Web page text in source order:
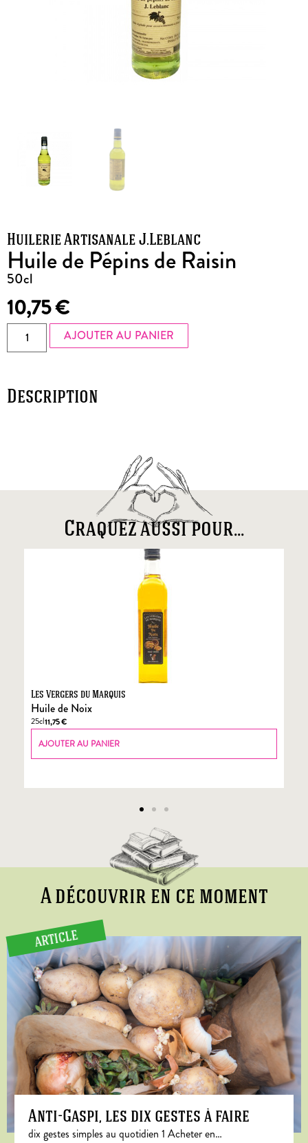
Huilerie Artisanale J.Leblanc
Huile de Pépins de Raisin
50cl
10,75€
AJOUTER AU PANIER
Description
Craquez aussi pour...
Les Vergers du Marquis
Huile de Noix
25cl11,75€
AJOUTER AU PANIER
A découvrir en ce moment
ARTICLE
Anti-Gaspi, les dix gestes à faire
dix gestes simples au quotidien 1 Acheter en…